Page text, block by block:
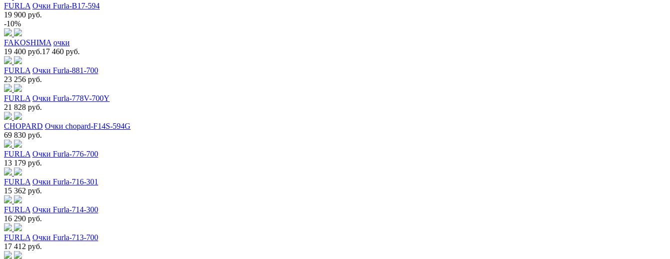
FURLA Очки Furla-B17-594
19 900 руб.
-10%
FAKOSHIMA очки
19 400 руб.17 460 руб.
FURLA Очки Furla-881-700
23 256 руб.
FURLA Очки Furla-778V-700Y
21 828 руб.
CHOPARD Очки chopard-F14S-594G
69 830 руб.
FURLA Очки Furla-776-700
13 179 руб.
FURLA Очки Furla-716-301
15 362 руб.
FURLA Очки Furla-714-300
16 290 руб.
FURLA Очки Furla-713-700
17 412 руб.